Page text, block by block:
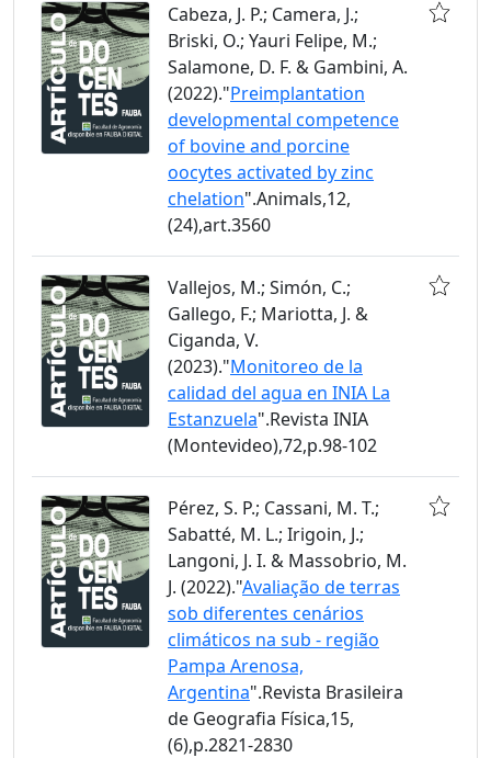
Cabeza, J. P.; Camera, J.;
Briski, O.; Yauri Felipe, M.;
Salamone, D. F. & Gambini, A.
(2022)."Preimplantation
developmental competence
of bovine and porcine
oocytes activated by zinc
chelation".Animals,12,
(24),art.3560
Vallejos, M.; Simón, C.;
Gallego, F.; Mariotta, J. &
Ciganda, V.
(2023)."Monitoreo de la
calidad del agua en INIA La
Estanzuela".Revista INIA
(Montevideo),72,p.98-102
Pérez, S. P.; Cassani, M. T.;
Sabatté, M. L.; Irigoin, J.;
Langoni, J. I. & Massobrio, M.
J. (2022)."Avaliação de terras
sob diferentes cenários
climáticos na sub - região
Pampa Arenosa,
Argentina".Revista Brasileira
de Geografia Física,15,
(6),p.2821-2830